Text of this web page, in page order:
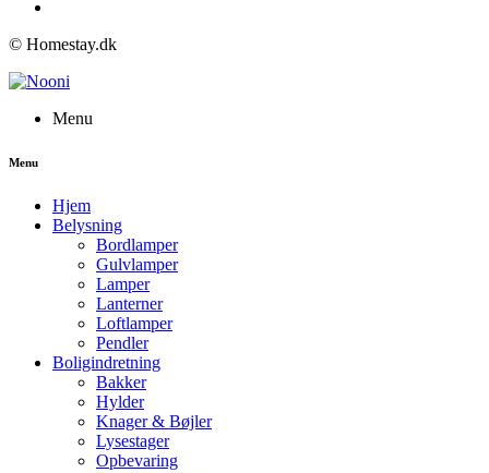
© Homestay.dk
Menu
Menu
Hjem
Belysning
Bordlamper
Gulvlamper
Lamper
Lanterner
Loftlamper
Pendler
Boligindretning
Bakker
Hylder
Knager & Bøjler
Lysestager
Opbevaring